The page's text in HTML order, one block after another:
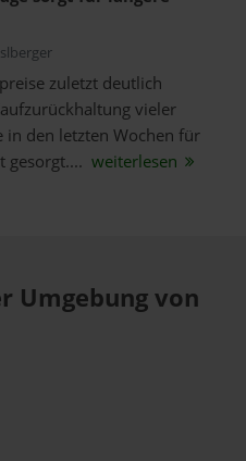
zuletzt deutlich
vieler
in den letzten Wochen für
gesorgt.... weiterlesen
Umgebung von